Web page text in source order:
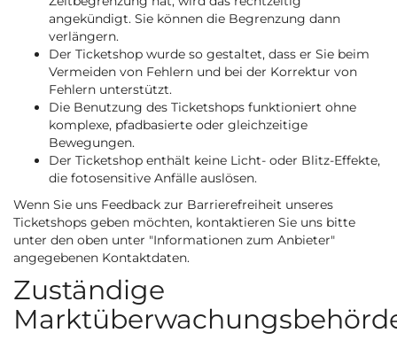
angekündigt. Sie können die Begrenzung dann
verlängern.
Der Ticketshop wurde so gestaltet, dass er Sie beim
Vermeiden von Fehlern und bei der Korrektur von
Fehlern unterstützt.
Die Benutzung des Ticketshops funktioniert ohne
komplexe, pfadbasierte oder gleichzeitige
Bewegungen.
Der Ticketshop enthält keine Licht- oder Blitz-Effekte,
die fotosensitive Anfälle auslösen.
Wenn Sie uns Feedback zur Barrierefreiheit unseres
Ticketshops geben möchten, kontaktieren Sie uns bitte
unter den oben unter "Informationen zum Anbieter"
angegebenen Kontaktdaten.
Zuständige